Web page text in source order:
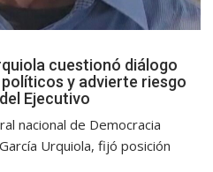
cuestionó diálogo
y advierte riesgo
Ejecutivo
nacional de Democracia
Urquiola, fijó posición